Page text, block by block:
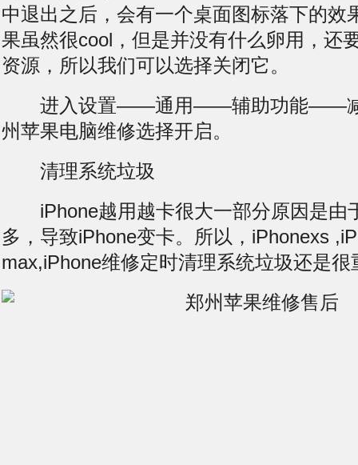
中退出之后，会有一个桌面图标落下的效
果虽然很cool，但是并没有什么卵用，还
资源，所以我们可以选择关闭它。
进入设置——通用——辅助功能——减
州苹果电脑维修选择开启。
清理系统垃圾
iPhone越用越卡很大一部分原因是由
多，导致iPhone变卡。所以，iPhonexs
max,iPhone维修定时清理系统垃圾还是很